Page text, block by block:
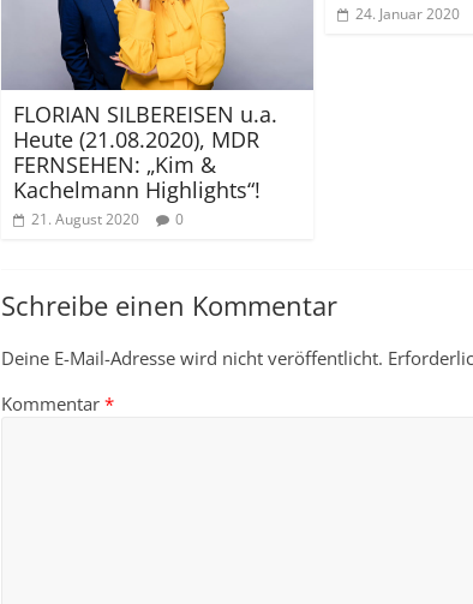
FLORIAN SILBEREISEN u.a.
Heute (21.08.2020), MDR
FERNSEHEN: „Kim &
Kachelmann Highlights“!
21. August 2020 0
24. Januar 2020
Schreibe einen Kommentar
Deine E-Mail-Adresse wird nicht veröffentlicht.
Kommentar *